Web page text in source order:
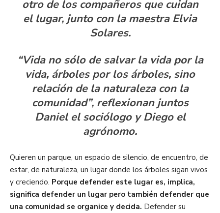
otro de los compañeros que cuidan
el lugar, junto con la maestra Elvia
Solares.
“Vida no sólo de salvar la vida por la
vida, árboles por los árboles, sino
relación de la naturaleza con la
comunidad”, reflexionan juntos
Daniel el sociólogo y Diego el
agrónomo.
Quieren un parque, un espacio de silencio, de encuentro, de
estar, de naturaleza, un lugar donde los árboles sigan vivos
y creciendo. Porque defender este lugar es, implica,
significa defender un lugar pero también defender que
una comunidad se organice y decida. Defender su